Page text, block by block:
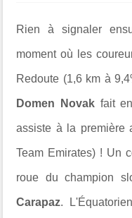
Rien à signaler
moment où les
Redoute (1,6 km à
Domen Novak fait
assiste à la première
Team Emirates) ! Un
roue du champion
Carapaz.